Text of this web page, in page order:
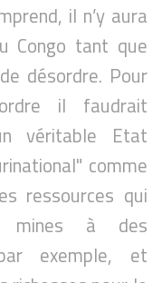
il n’y aura
Congo tant que
désordre. Pour
il faudrait
véritable Etat
comme
ressources qui
mines à des
exemple, et